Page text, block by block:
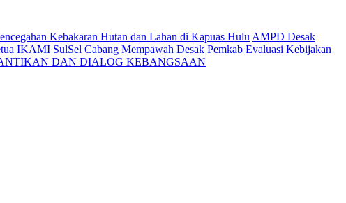
Kebakaran Hutan dan Lahan di Kapuas Hulu AMPD Desak
IKAMI SulSel Cabang Mempawah Desak Pemkab Evaluasi Kebijakan
DAN DIALOG KEBANGSAAN